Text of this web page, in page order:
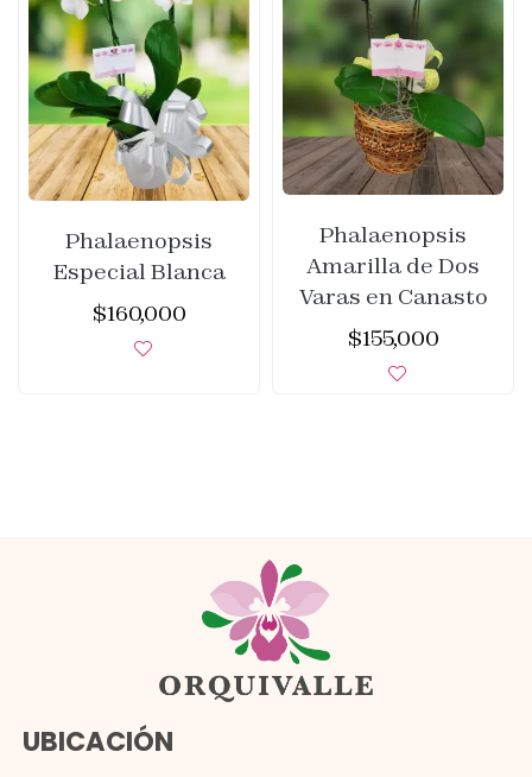
Phalaenopsis
Especial Blanca
$160,000
Phalaenopsis
Amarilla de Dos
Varas en Canasto
$155,000
UBICACIÓN